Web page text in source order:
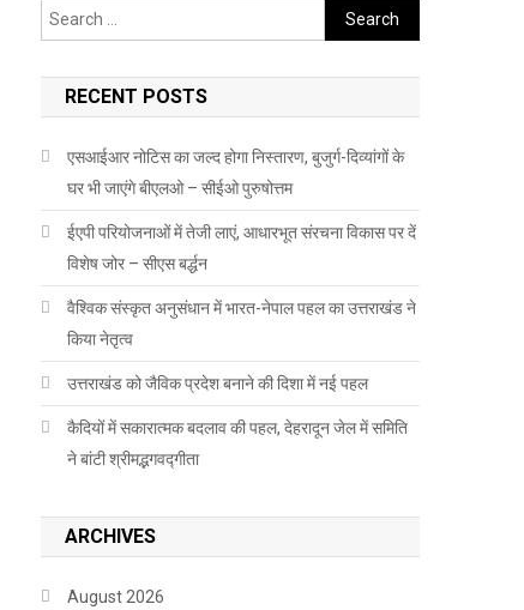
Search
for:
RECENT POSTS
एसआईआर नोटिस का जल्द होगा निस्तारण, बुजुर्ग-दिव्यांगों के
घर भी जाएंगे बीएलओ – सीईओ पुरुषोत्तम
ईएपी परियोजनाओं में तेजी लाएं, आधारभूत संरचना विकास पर दें
विशेष जोर – सीएस बर्द्धन
वैश्विक संस्कृत अनुसंधान में भारत-नेपाल पहल का उत्तराखंड ने
किया नेतृत्व
उत्तराखंड को जैविक प्रदेश बनाने की दिशा में नई पहल
कैदियों में सकारात्मक बदलाव की पहल, देहरादून जेल में समिति
ने बांटी श्रीमद्भगवद्गीता
ARCHIVES
August 2026